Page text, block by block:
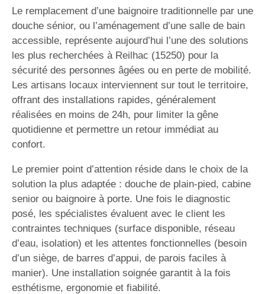
Le remplacement d’une baignoire traditionnelle par une
douche sénior, ou l’aménagement d’une salle de bain
accessible, représente aujourd’hui l’une des solutions
les plus recherchées à Reilhac (15250) pour la
sécurité des personnes âgées ou en perte de mobilité.
Les artisans locaux interviennent sur tout le territoire,
offrant des installations rapides, généralement
réalisées en moins de 24h, pour limiter la gêne
quotidienne et permettre un retour immédiat au
confort.
Le premier point d’attention réside dans le choix de la
solution la plus adaptée : douche de plain-pied, cabine
senior ou baignoire à porte. Une fois le diagnostic
posé, les spécialistes évaluent avec le client les
contraintes techniques (surface disponible, réseau
d’eau, isolation) et les attentes fonctionnelles (besoin
d’un siège, de barres d’appui, de parois faciles à
manier). Une installation soignée garantit à la fois
esthétisme, ergonomie et fiabilité.